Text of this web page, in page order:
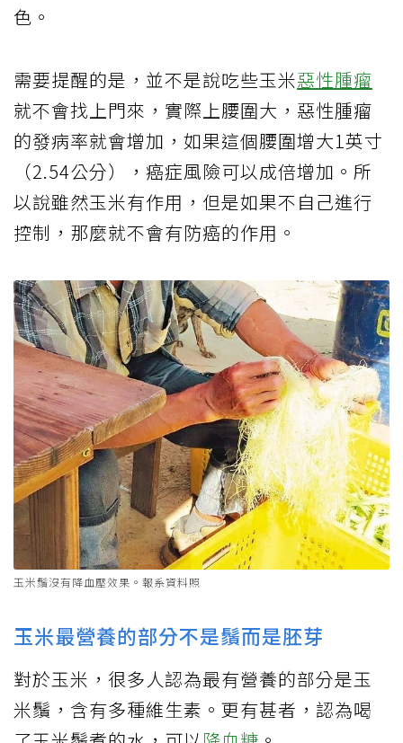
色。
需要提醒的是，並不是說吃些玉米惡性腫瘤
就不會找上門來，實際上腰圍大，惡性腫瘤
的發病率就會增加，如果這個腰圍增大1英寸
（2.54公分），癌症風險可以成倍增加。所
以說雖然玉米有作用，但是如果不自己進行
控制，那麼就不會有防癌的作用。
玉米鬚沒有降血壓效果。報系資料照
玉米最營養的部分不是鬚而是胚芽
對於玉米，很多人認為最有營養的部分是玉
米鬚，含有多種維生素。更有甚者，認為喝